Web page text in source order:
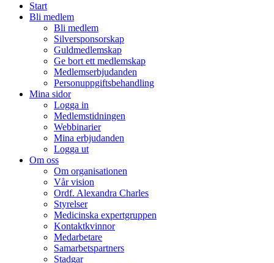
Start
Bli medlem
Bli medlem
Silversponsorskap
Guldmedlemskap
Ge bort ett medlemskap
Medlemserbjudanden
Personuppgiftsbehandling
Mina sidor
Logga in
Medlemstidningen
Webbinarier
Mina erbjudanden
Logga ut
Om oss
Om organisationen
Vår vision
Ordf. Alexandra Charles
Styrelser
Medicinska expertgruppen
Kontaktkvinnor
Medarbetare
Samarbetspartners
Stadgar